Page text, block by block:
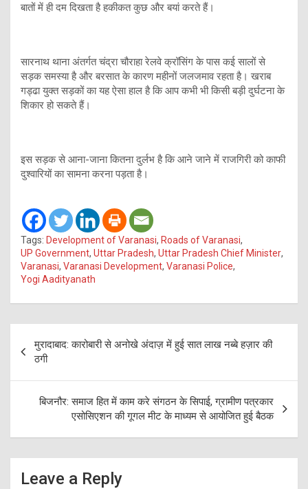
बातों में ही दम दिखता है हकीकत कुछ और बयां करते हैं।
सारनाथ थाना अंतर्गत चंद्रा चौराहा रेलवे क्रॉसिंग के पास कई सालों से
सड़क समस्या है और बरसात के कारण महीनों जलजमाव रहता है। खराब
गड्ढा युक्त सड़कों का यह ऐसा हाल है कि आप कभी भी किसी बड़ी दुर्घटना के
शिकार हो सकते हैं।
इस सड़क से आना-जाना कितना दुर्लभ है कि आने जाने में राजगिरी को काफी
दुश्वारियों का सामना करना पड़ता है।
Tags: Development of Varanasi, Roads of Varanasi,
UP Government, Uttar Pradesh, Uttar Pradesh Chief Minister,
Varanasi, Varanasi Development, Varanasi Police,
Yogi Aadityanath
navigation
मुरादाबाद: कारोबारी से अनोखे अंदाज़ में हुई सात लाख नब्बे हज़ार की
ठगी
बिजनौर: समाज हित में काम करे संगठन के सिपाई, ग्रामीण पत्रकार
एसोसिएशन की गूगल मीट के माध्यम से आयोजित हुई बैठक
Leave a Reply